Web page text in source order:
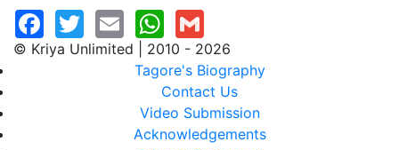
© Kriya Unlimited | 2010 - 2026
Tagore's Biography
Contact Us
Video Submission
Acknowledgements